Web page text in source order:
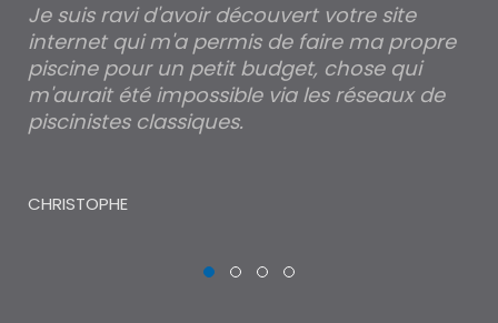
Je suis ravi d'avoir découvert votre site
internet qui m'a permis de faire ma propre
piscine pour un petit budget, chose qui
m'aurait été impossible via les réseaux de
piscinistes classiques.
CHRISTOPHE